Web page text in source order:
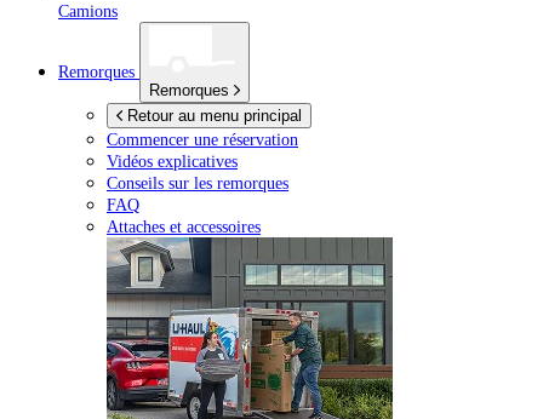
Camions
Remorques
Remorques
Retour au menu principal
Commencer une réservation
Vidéos explicatives
Conseils sur les remorques
FAQ
Attaches et accessoires